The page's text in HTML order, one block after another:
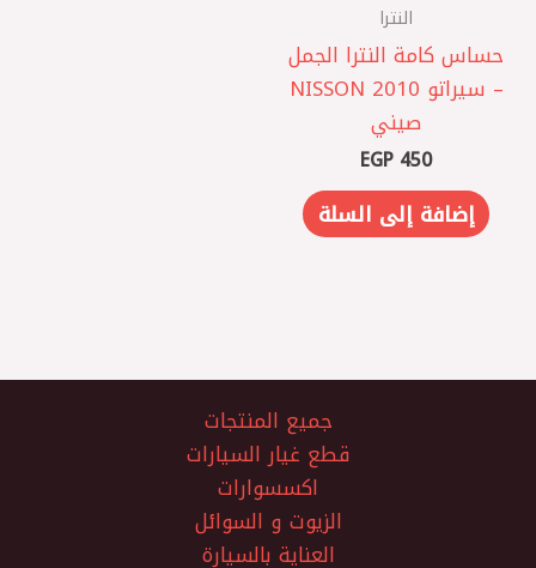
النترا
حساس كامة النترا الجمل
– سيراتو 2010 NISSON
صيني
EGP 450
إضافة إلى السلة
جميع المنتجات
قطع غيار السيارات
اكسسوارات
الزيوت و السوائل
العناية بالسيارة